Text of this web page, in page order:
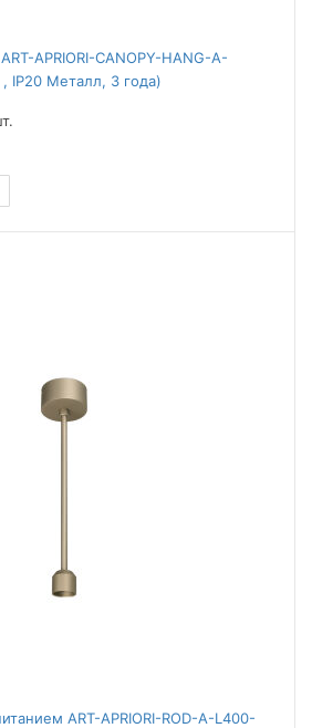
APRIORI-CANOPY-HANG-A-
IP20 Металл, 3 года)
ART-APRIORI-ROD-A-L400-